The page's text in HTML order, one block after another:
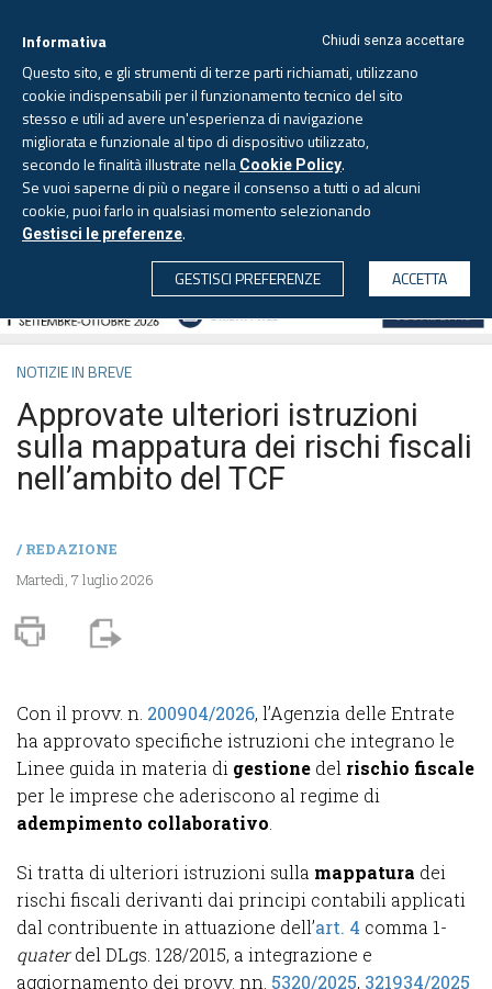
CERCA
Venerdì, 7 agosto 2026 - Aggiornato alle 6.00
NOTIZIE IN BREVE
Approvate ulteriori istruzioni
sulla mappatura dei rischi fiscali
nell’ambito del TCF
/REDAZIONE
Martedì, 7 luglio 2026
Con il provv. n. 200904/2026, l’Agenzia delle Entrate
ha approvato specifiche istruzioni che integrano le
Linee guida in materia di gestione del rischio fiscale
per le imprese che aderiscono al regime di
adempimento collaborativo
Si tratta di ulteriori istruzioni sulla mappatura dei
rischi fiscali derivanti dai principi contabili applicati
dal contribuente in attuazione dell’art. 4 comma 1-
quaterdel DLgs. 128/2015, a integrazione e
aggiornamento dei provv. nn. 5320/2025, 321934/2025
Chiudi senza accettare
Informativa
Questo sito, e gli strumenti di terze parti richiamati, utilizzano
cookie indispensabili per il funzionamento tecnico del sito
stesso e utili ad avere un'esperienza di navigazione
migliorata e funzionale al tipo di dispositivo utilizzato,
secondo le finalità illustrate nella Cookie Policy.
Se vuoi saperne di più o negare il consenso a tutti o ad alcuni
cookie, puoi farlo in qualsiasi momento selezionando
Gestisci le preferenze.
GESTISCI PREFERENZE
ACCETTA